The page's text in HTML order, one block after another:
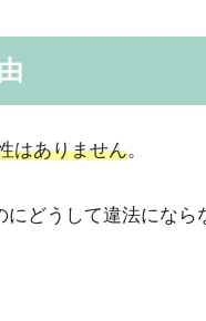
はありません。
どうして違法になら